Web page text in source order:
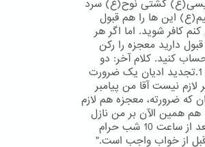
کشتی نوح(ع) سرد
این ها را هم قبول
کافر شوید. اما اگر هر
قبول دارید معجزه را رکن
کنید. کلام آخر: دو
اعتقاد مهم بهائیان: 1.تجدید ادیان یک ضرورت
لازم نیست آقا من پیامبر
که ضرورته، معجزه هم لازم
همین الآن بر من نازل
شد: "بیدار ماندن بعد از ساعت 10 شب حرام
از خواب واجب است."